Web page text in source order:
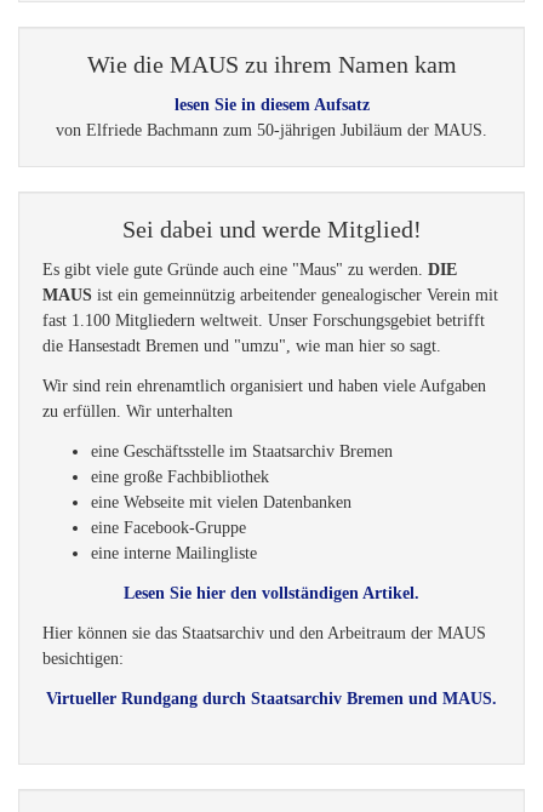
Wie die MAUS zu ihrem Namen kam
lesen Sie in diesem Aufsatz
von Elfriede Bachmann zum 50-jährigen Jubiläum der MAUS.
Sei dabei und werde Mitglied!
Es gibt viele gute Gründe auch eine "Maus" zu werden. DIE
MAUS ist ein gemeinnützig arbeitender genealogischer Verein mit
fast 1.100 Mitgliedern weltweit. Unser Forschungsgebiet betrifft
die Hansestadt Bremen und "umzu", wie man hier so sagt.
Wir sind rein ehrenamtlich organisiert und haben viele Aufgaben
zu erfüllen. Wir unterhalten
eine Geschäftsstelle im Staatsarchiv Bremen
eine große Fachbibliothek
eine Webseite mit vielen Datenbanken
eine Facebook-Gruppe
eine interne Mailingliste
Lesen Sie hier den vollständigen Artikel.
Hier können sie das Staatsarchiv und den Arbeitraum der MAUS
besichtigen:
Virtueller Rundgang durch Staatsarchiv Bremen und MAUS.